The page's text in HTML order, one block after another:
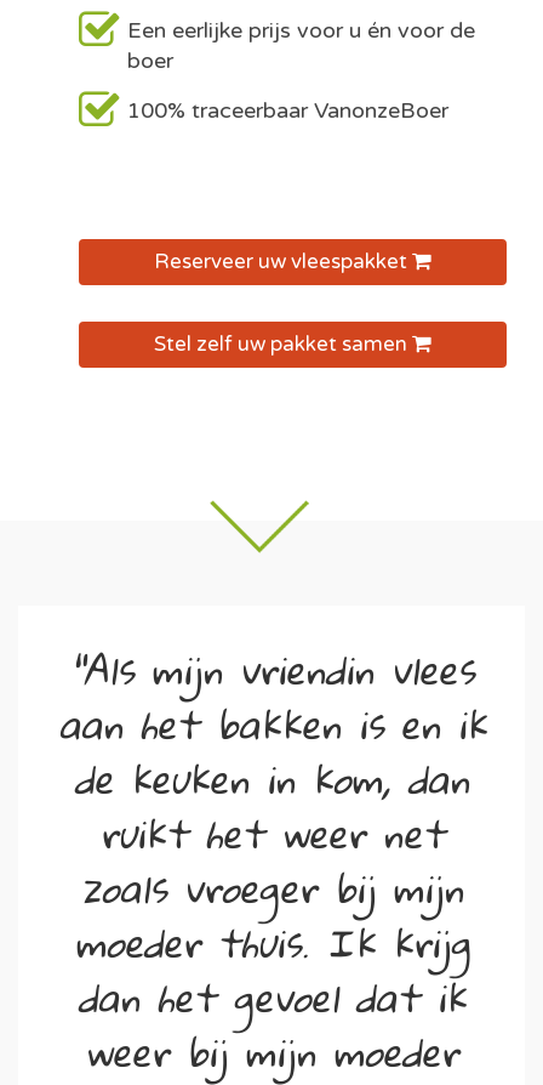
Een eerlijke prijs voor u én voor de
boer
100% traceerbaar VanonzeBoer
Reserveer uw vleespakket
Stel zelf uw pakket samen
"Als mijn vriendin vlees
aan het bakken is en ik
de keuken in kom, dan
ruikt het weer net
zoals vroeger bij mijn
moeder thuis. Ik krijg
dan het gevoel dat ik
weer bij mijn moeder